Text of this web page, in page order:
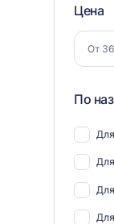
по
Цена
По